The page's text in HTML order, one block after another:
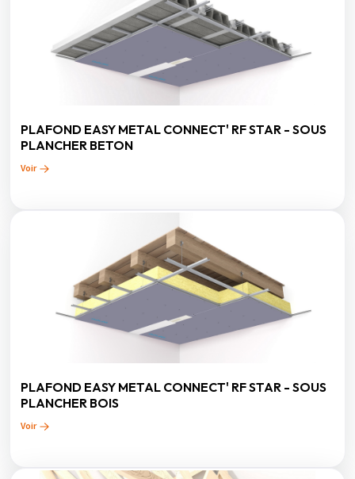
PLAFOND EASY METAL CONNECT' RF STAR - SOUS
PLANCHER BETON
Voir
PLAFOND EASY METAL CONNECT' RF STAR - SOUS
PLANCHER BOIS
Voir